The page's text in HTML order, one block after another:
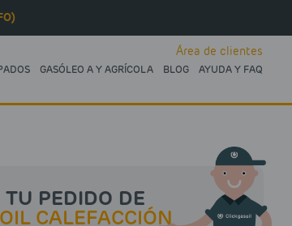
GASÓLEO A Y AGRÍCOLA BLOG AYUDA Y FAQ
Área de clientes
TU PEDIDO DE
CALEFACCIÓN